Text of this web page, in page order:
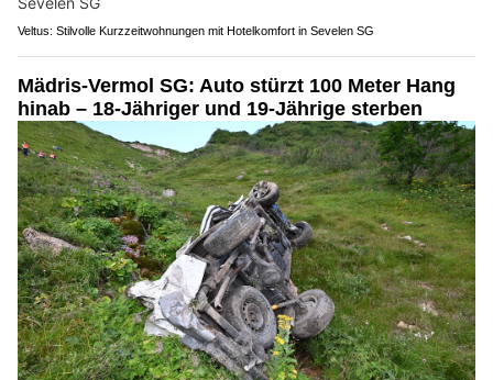
Veltus: Stilvolle Kurzzeitwohnungen mit Hotelkomfort in Sevelen SG
Mädris-Vermol SG: Auto stürzt 100 Meter Hang
hinab – 18-Jähriger und 19-Jährige sterben